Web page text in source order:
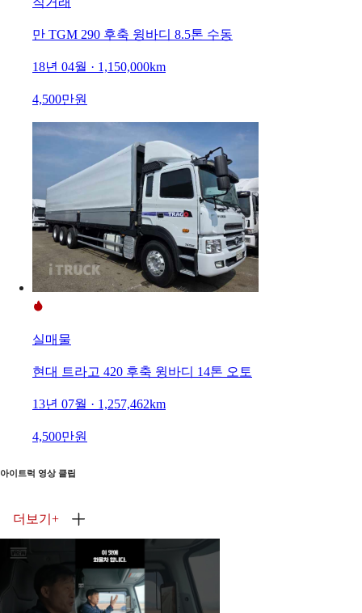
만 TGM 290 후축 윙바디 8.5톤 수동
18년 04월 · 1,150,000km
4,500만원
실매물
현대 트라고 420 후축 윙바디 14톤 오토
13년 07월 · 1,257,462km
4,500만원
아이트럭 영상 클립
더보기 +